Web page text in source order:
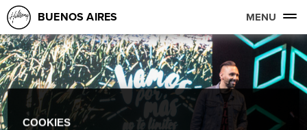
BUENOS AIRES MENU
COOKIES